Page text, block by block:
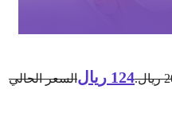
124 ريال السعر الحالي